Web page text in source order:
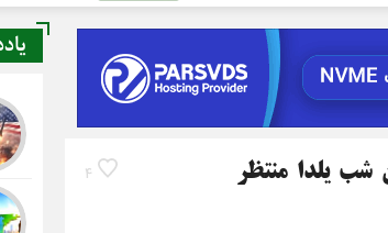
4
یلدا منتظر